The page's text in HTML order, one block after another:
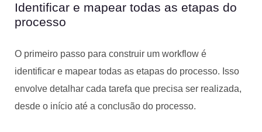
Identificar e mapear todas as etapas do
processo
O primeiro passo para construir um workflow é
identificar e mapear todas as etapas do processo. Isso
envolve detalhar cada tarefa que precisa ser realizada,
desde o início até a conclusão do processo.